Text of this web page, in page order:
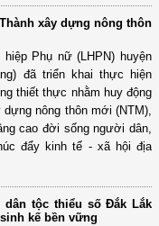
xây dựng nông thôn
Phụ nữ (LHPN) huyện
đã triển khai thực hiện
thiết thực nhằm huy động
nông thôn mới (NTM),
cao đời sống người dân,
đẩy kinh tế - xã hội địa
dân tộc thiểu số Đắk Lắk
kế bền vững